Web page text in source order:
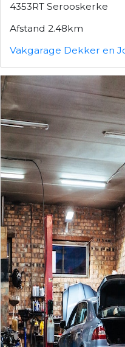
4353RT Serooskerke
Afstand 2.48km
Vakgarage Dekker en